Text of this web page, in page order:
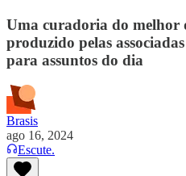
Uma curadoria do
produzido pelas
para assuntos do dia
Brasis
ago 16, 2024
Escute.